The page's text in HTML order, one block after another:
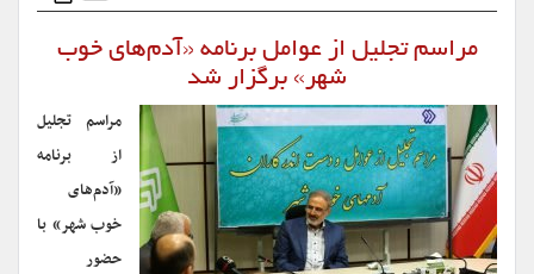
مراسم تجلیل از عوامل برنامه «آدم‌های خوب
شهر» برگزار شد
مراسم تجلیل
از برنامه
«آدم‌های
خوب شهر» با
حضور